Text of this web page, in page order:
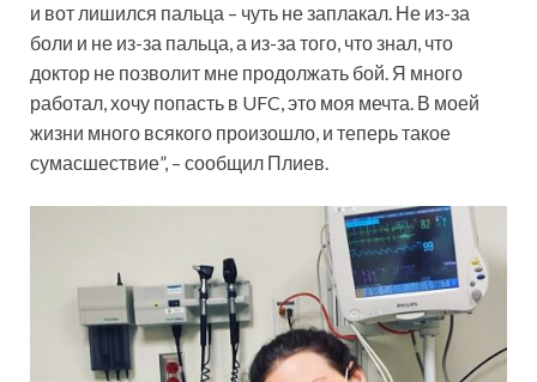
и вот лишился пальца – чуть не заплакал. Не из-за
боли и не из-за пальца, а из-за того, что знал, что
доктор не позволит мне продолжать бой. Я много
работал, хочу попасть в UFC, это моя мечта. В моей
жизни много всякого произошло, и теперь такое
сумасшествие”, – сообщил Плиев.